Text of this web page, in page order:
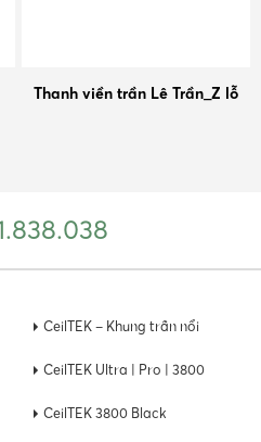
Thanh viền trần Lê Trần_Z lỗ
CeilTEK – Khung trần nổi
CeilTEK Ultra | Pro | 3800
CeilTEK 3800 Black